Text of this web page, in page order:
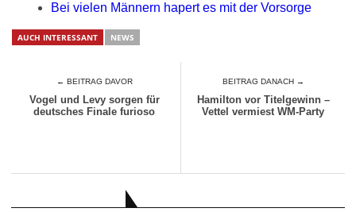
Bei vielen Männern hapert es mit der Vorsorge
AUCH INTERESSANT NEWS
← BEITRAG DAVOR
Vogel und Levy sorgen für
deutsches Finale furioso
BEITRAG DANACH →
Hamilton vor Titelgewinn –
Vettel vermiest WM-Party